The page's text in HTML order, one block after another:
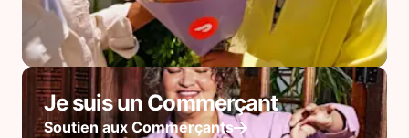
Je suis un Commerçant
Soutien aux Commerçants